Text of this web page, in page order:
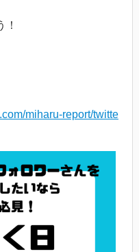
miharu-report/twitte